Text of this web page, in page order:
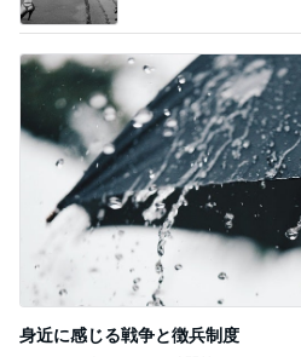
身近に感じる戦争と徴兵制度